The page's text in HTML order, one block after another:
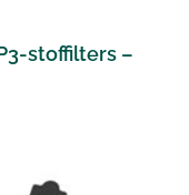
stoffilters –